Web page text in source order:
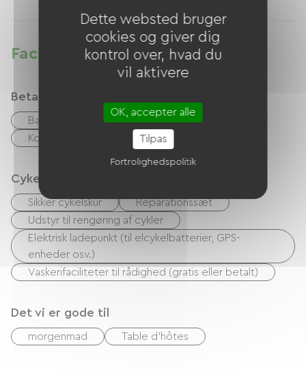
Faciliteter
Betalingsmåder
Bank kort Overførsel
kontrol
Kontanter
Udenlandsk valuta
Cykelmodtagelsestjenester
Sikker cykelskur
Reparationssæt
Udstyr til rengøring af cykler
Elektrisk ladepunkt (til elcykelbatterier, GPS-
enheder osv.)
Vaskerifaciliteter til rådighed (gratis eller betalt)
Det vi er gode til
morgenmad Table d'hôtes
Dette websted bruger
cookies og giver dig
kontrol over, hvad du
vil aktivere
OK, accepter alle
Tilpas
Fortrolighedspolitik